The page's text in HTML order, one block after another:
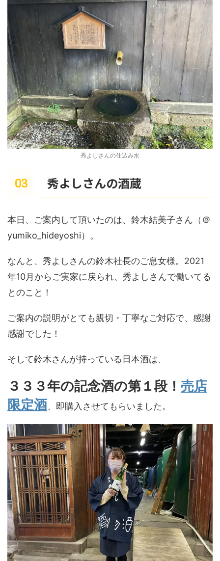
秀よしさんの仕込み水
秀よしさんの酒蔵
本日、ご案内して頂いたのは、鈴木結美子さん（＠
yumiko_hideyoshi）。
なんと、秀よしさんの鈴木社長のご息女様。2021
年10月からご実家に戻られ、秀よしさんで働いてる
とのこと！
ご案内の説明がとても親切・丁寧なご対応で、感謝
感謝でした！
そして鈴木さんが持っている日本酒は、
３３３年の記念酒の第１段！ 売店
限定酒、即購入させてもらいました。